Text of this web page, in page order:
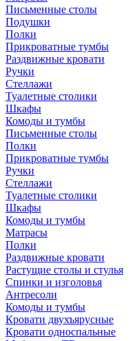
Письменные столы
Подушки
Полки
Прикроватные тумбы
Раздвижные кровати
Ручки
Стеллажи
Туалетные столики
Шкафы
Комоды и тумбы
Письменные столы
Полки
Прикроватные тумбы
Ручки
Стеллажи
Туалетные столики
Шкафы
Комоды и тумбы
Матрасы
Полки
Раздвижные кровати
Растущие столы и стулья
Спинки и изголовья
Антресоли
Комоды и тумбы
Кровати двухъярусные
Кровати односпальные